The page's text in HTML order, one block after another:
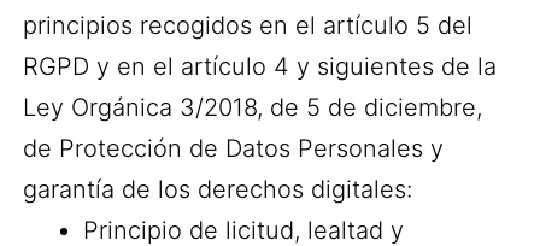
principios recogidos en el artículo 5 del
RGPD y en el artículo 4 y siguientes de la
Ley Orgánica 3/2018, de 5 de diciembre,
de Protección de Datos Personales y
garantía de los derechos digitales:
Principio de licitud, lealtad y